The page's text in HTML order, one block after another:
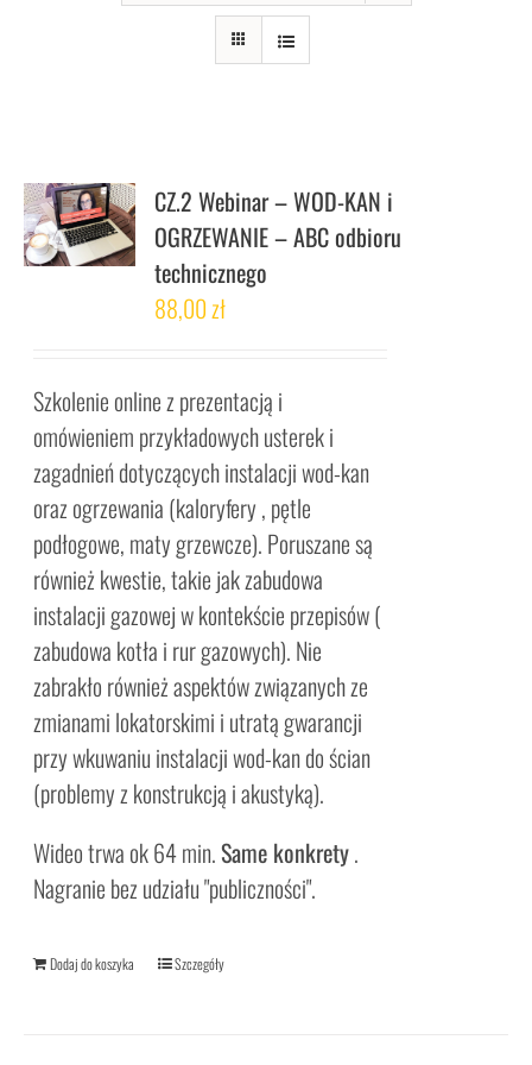
CZ.2 Webinar – WOD-KAN i
OGRZEWANIE – ABC odbioru
technicznego
88,00zł
Szkolenie online z prezentacją i
omówieniem przykładowych usterek i
zagadnień dotyczących instalacji wod-kan
oraz ogrzewania (kaloryfery , pętle
podłogowe, maty grzewcze). Poruszane są
również kwestie, takie jak zabudowa
instalacji gazowej w kontekście przepisów (
zabudowa kotła i rur gazowych). Nie
zabrakło również aspektów związanych ze
zmianami lokatorskimi i utratą gwarancji
przy wkuwaniu instalacji wod-kan do ścian
(problemy z konstrukcją i akustyką).
Wideo trwa ok 64 min.Same konkrety.
Nagranie bez udziału "publiczności".
Dodaj do koszyka Szczegóły